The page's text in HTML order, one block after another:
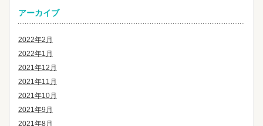
アーカイブ
2022年2月
2022年1月
2021年12月
2021年11月
2021年10月
2021年9月
2021年8月